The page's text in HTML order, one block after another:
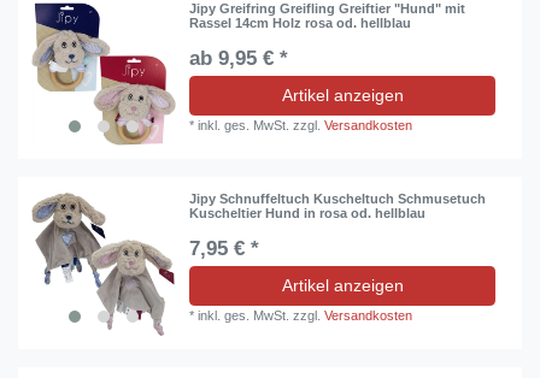
Jipy Greifring Greifling Greiftier "Hund" mit
Rassel 14cm Holz rosa od. hellblau
ab 9,95 € *
Artikel anzeigen
*inkl. ges. MwSt. zzgl.Versandkosten
Jipy Schnuffeltuch Kuscheltuch Schmusetuch
Kuscheltier Hund in rosa od. hellblau
7,95 € *
Artikel anzeigen
*inkl. ges. MwSt. zzgl.Versandkosten